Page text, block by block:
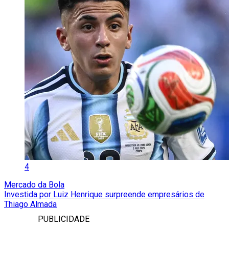
4
Mercado da Bola
Investida por Luiz Henrique surpreende empresários de
Thiago Almada
PUBLICIDADE